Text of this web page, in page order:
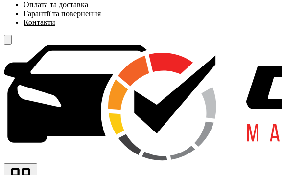
Оплата та доставка
Гарантії та повернення
Контакти